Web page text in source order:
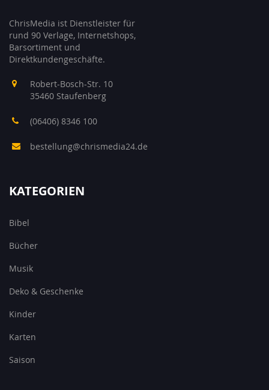
ChrisMedia ist Dienstleister für
rund 90 Verlage, Internetshops,
Barsortiment und
Direktkundengeschäfte.
Robert-Bosch-Str. 10
35460 Staufenberg
(06406) 8346 100
bestellung@chrismedia24.de
KATEGORIEN
Bibel
Bücher
Musik
Deko & Geschenke
Kinder
Karten
Saison